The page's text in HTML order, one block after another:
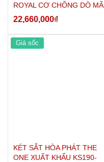
ROYAL CƠ CHỐNG DÒ MÃ
22,660,000₫
Giá sốc
KÉT SẮT HÒA PHÁT THE
ONE XUẤT KHẨU KS190-